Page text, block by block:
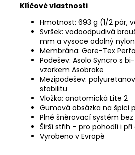
Klíčové vlastnosti
Hmotnost: 693 g (1/2 pár,
Svršek: vodoodpudivá
mm a vysoce odolný nylon
Membrána: Gore-Tex
Podešev: Asolo Syncro s
vzorkem Asobrake
Mezipodešev:
stabilitu
Vložka: anatomická Lite 2
Gumová obsázka na špici
Plně šněrovací systém bez
Širší střih – pro pohodlí i
Vyrobeno v Evropě